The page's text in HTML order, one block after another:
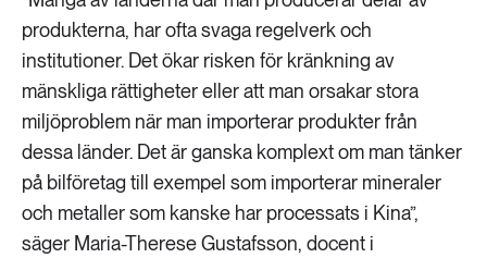
Skog
Social hållbarhet
Transport
Vatten
Landsbygd
939 ARTIKLAR
Livsstil & konsumtion
612 ARTIKLAR
Mat & jordbruk
262 ARTIKLAR
produkterna, har ofta svaga regelverk och
institutioner. Det ökar risken för kränkning av
mänskliga rättigheter eller att man orsakar stora
miljöproblem när man importerar produkter från
dessa länder. Det är ganska komplext om man tänker
på bilföretag till exempel som importerar mineraler
och metaller som kanske har processats i Kina”,
säger Maria-Therese Gustafsson, docent i